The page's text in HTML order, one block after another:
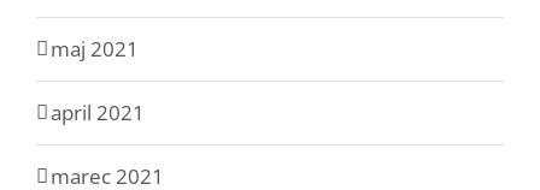
maj 2021
april 2021
marec 2021